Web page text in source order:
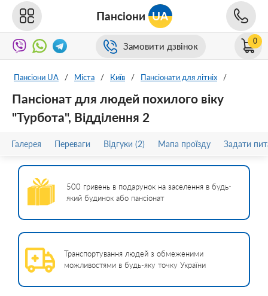
Пансіони UA
Замовити дзвінок 0
Пансіони UA / Міста / Київ / Пансіонати для літніх /
Пансіонат для людей похилого віку
"Турбота", Відділення 2
Галерея Переваги Відгуки (2) Мапа проїзду Задати
500 гривень в подарунок на заселення в будь-
який будинок або пансіонат
Транспортування людей з обмеженими
можливостями в будь-яку точку України